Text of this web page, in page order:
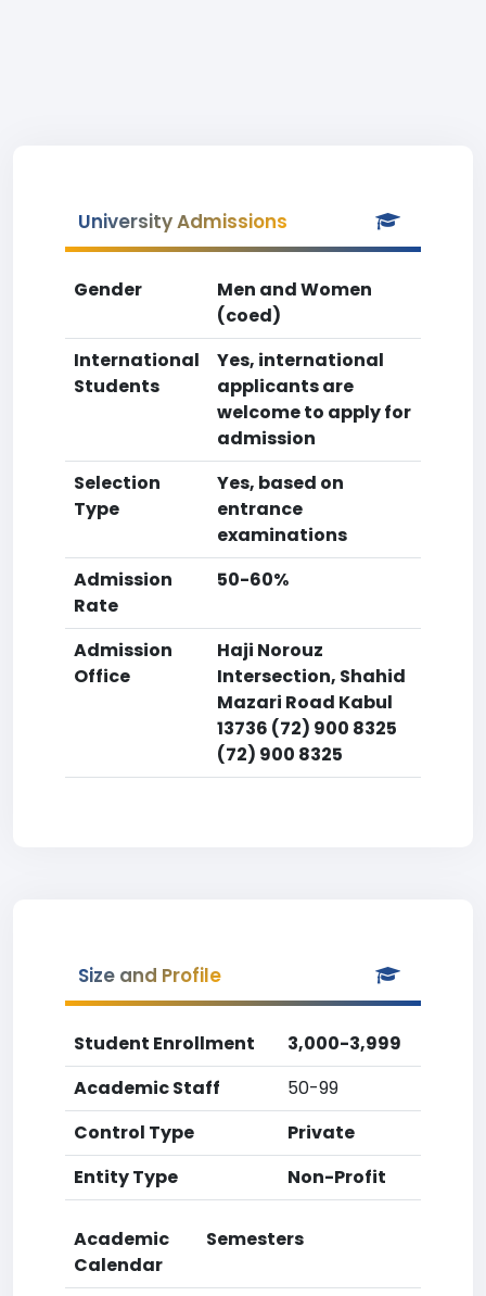
University Admissions
Gender
Men and Women
(coed)
International
Students
Yes, international
applicants are
welcome to apply for
admission
Selection
Type
Yes, based on
entrance
examinations
Admission
Rate
50-60%
Admission
Office
Haji Norouz
Intersection, Shahid
Mazari Road Kabul
13736 (72) 900 8325
(72) 900 8325
Size and Profile
Student Enrollment
3,000-3,999
Academic Staff
50-99
Control Type
Private
Entity Type
Non-Profit
Academic
Calendar
Semesters